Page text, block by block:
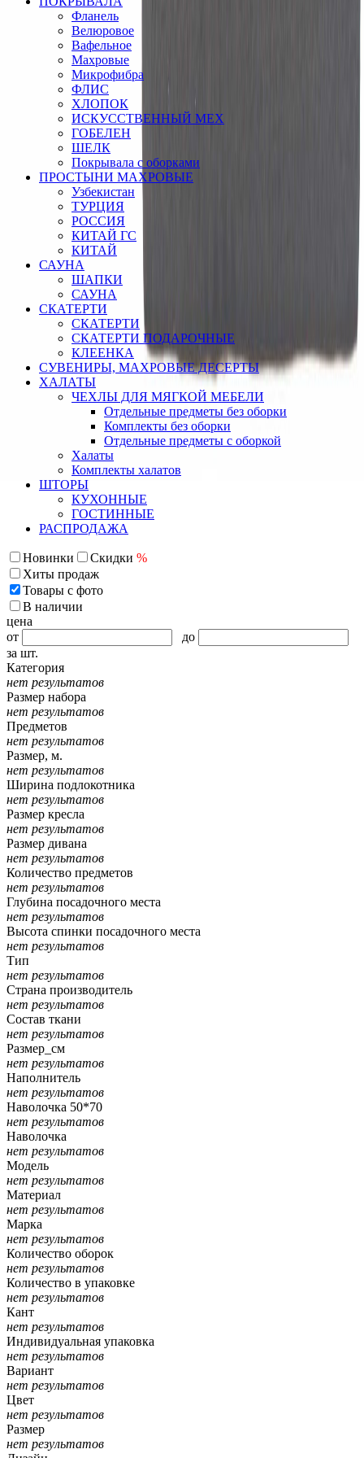
Фланель
Велюровое
Вафельное
Махровые
Микрофибра
ФЛИС
ХЛОПОК
ИСКУССТВЕННЫЙ МЕХ
ГОБЕЛЕН
ШЕЛК
Покрывала с оборками
ПРОСТЫНИ МАХРОВЫЕ
Узбекистан
ТУРЦИЯ
РОССИЯ
КИТАЙ ГС
КИТАЙ
САУНА
ШАПКИ
САУНА
СКАТЕРТИ
СКАТЕРТИ
СКАТЕРТИ ПОДАРОЧНЫЕ
КЛЕЕНКА
СУВЕНИРЫ, МАХРОВЫЕ ДЕСЕРТЫ
ХАЛАТЫ
ЧЕХЛЫ ДЛЯ МЯГКОЙ МЕБЕЛИ
Отдельные предметы без оборки
Комплекты без оборки
Отдельные предметы с оборкой
Халаты
Комплекты халатов
ШТОРЫ
КУХОННЫЕ
ГОСТИННЫЕ
РАСПРОДАЖА
Новинки Скидки %
Хиты продаж
Товары с фото
В наличии
цена
от
до
за шт.
Категория
нет результатов
Размер набора
нет результатов
Предметов
нет результатов
Размер, м.
нет результатов
Ширина подлокотника
нет результатов
Размер кресла
нет результатов
Размер дивана
нет результатов
Количество предметов
нет результатов
Глубина посадочного места
нет результатов
Высота спинки посадочного места
нет результатов
Тип
нет результатов
Страна производитель
нет результатов
Состав ткани
нет результатов
Размер_см
нет результатов
Наполнитель
нет результатов
Наволочка 50*70
нет результатов
Наволочка
нет результатов
Модель
нет результатов
Материал
нет результатов
Марка
нет результатов
Количество оборок
нет результатов
Количество в упаковке
нет результатов
Кант
нет результатов
Индивидуальная упаковка
нет результатов
Вариант
нет результатов
Цвет
нет результатов
Размер
нет результатов